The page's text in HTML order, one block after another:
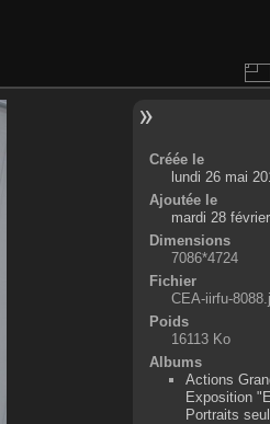
Créée le
lundi 26 mai
Ajoutée le
mardi 28
Dimensions
7086*4724
Fichier
CEA-iirfu-
Poids
16113 Ko
Albums
Actions
Exposition
Portraits